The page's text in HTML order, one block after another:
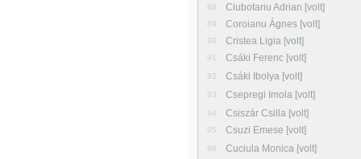
88 Ciubotariu Adrian [volt]
89 Coroianu Ágnes [volt]
90 Cristea Ligia [volt]
91 Csáki Ferenc [volt]
92 Csáki Ibolya [volt]
93 Csepregi Imola [volt]
94 Csiszár Csilla [volt]
95 Csuzi Emese [volt]
96 Cuciula Monica [volt]